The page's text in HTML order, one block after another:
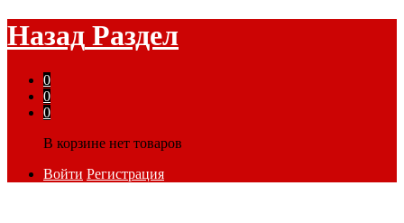
Назад Раздел
0
0
0
В корзине нет товаров
Войти Регистрация